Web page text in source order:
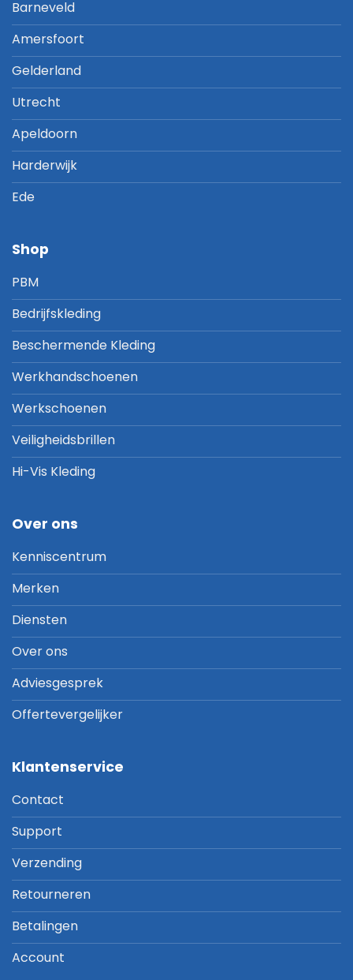
Barneveld
Amersfoort
Gelderland
Utrecht
Apeldoorn
Harderwijk
Ede
Shop
PBM
Bedrijfskleding
Beschermende Kleding
Werkhandschoenen
Werkschoenen
Veiligheidsbrillen
Hi-Vis Kleding
Over ons
Kenniscentrum
Merken
Diensten
Over ons
Adviesgesprek
Offertevergelijker
Klantenservice
Contact
Support
Verzending
Retourneren
Betalingen
Account